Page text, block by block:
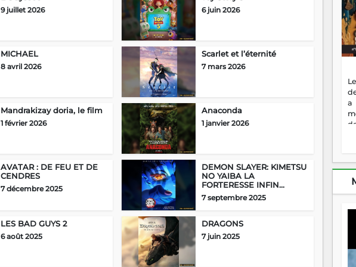
9 juillet 2026 6 juin 2026
MICHAEL
8 avril 2026
Scarlet et l’éternité
7 mars 2026
Mandrakizay doria, le film
1 février 2026
Anaconda
1 janvier 2026
AVATAR : DE FEU ET DE
CENDRES
7 décembre 2025
DEMON SLAYER: KIMETSU
NO YAIBA LA
FORTERESSE INFIN...
7 septembre 2025
LES BAD GUYS 2
6 août 2025
DRAGONS
7 juin 2025
a